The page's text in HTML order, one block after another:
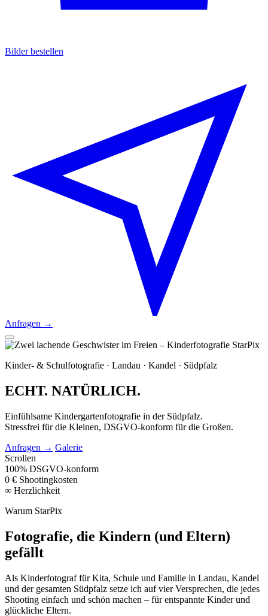
Bilder bestellen
Anfragen →
Kinder- & Schulfotografie · Landau · Kandel · Südpfalz
ECHT. NATÜRLICH.
Einfühlsame Kindergartenfotografie in der Südpfalz.
Stressfrei für die Kleinen, DSGVO‑konform für die Großen.
Anfragen → Galerie
Scrollen
100% DSGVO‑konform
0 € Shootingkosten
∞ Herzlichkeit
Warum StarPix
Fotografie, die Kindern (und Eltern)
gefällt
Als Kinderfotograf für Kita, Schule und Familie in Landau, Kandel
und der gesamten Südpfalz setze ich auf vier Versprechen, die jedes
Shooting einfach und schön machen – für entspannte Kinder und
glückliche Eltern.